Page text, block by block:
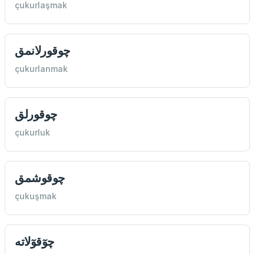
çukurlaşmak
چوقورلانمق
çukurlanmak
چوقورلق
çukurluk
چوقوشمق
çukuşmak
چوٓقوٓلاته